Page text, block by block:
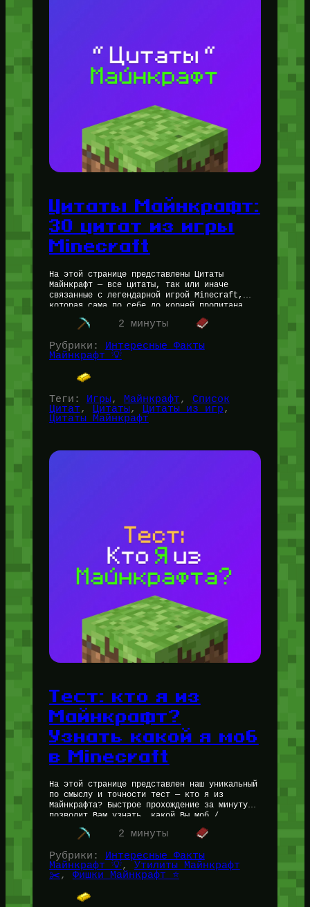
Цитаты Майнкрафт:
30 цитат из игры
Minecraft
На этой странице представлены Цитаты
Майнкрафт — все цитаты, так или иначе
связанные с легендарной игрой Minecraft,
которая сама по себе до корней пропитана
философией. 🔥 Вам может быть очень…
2 минуты
Рубрики:
Интересные Факты
Майнкрафт 💡
Теги: Игры, Майнкрафт, Список
Цитат, Цитаты, Цитаты из игр
Цитаты Майнкрафт
Тест: кто я из
Майнкрафт?
Узнать какой я моб
в Minecraft
На этой странице представлен наш уникальный
по смыслу и точности тест — кто я из
Майнкрафта? Быстрое прохождение за минуту
позволит Вам узнать, какой Вы моб /
Персонаж из Minecraft.…
2 минуты
Рубрики:
Интересные Факты
Майнкрафт 💡, Утилиты Майнкрафт
✂️, Фишки Майнкрафт ⭐